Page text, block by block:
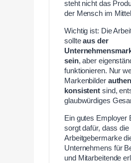
steht nicht das
der Mensch im
Wichtig ist: Die
sollteaus der
sein, aber
funktionieren. Nur
Markenbilder
konsistent sind,
glaubwürdiges
Ein gutes Employer
sorgt dafür, dass die
Arbeitgebermarke
Unternehmens für
und Mitarbeitende